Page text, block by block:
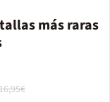
más raras